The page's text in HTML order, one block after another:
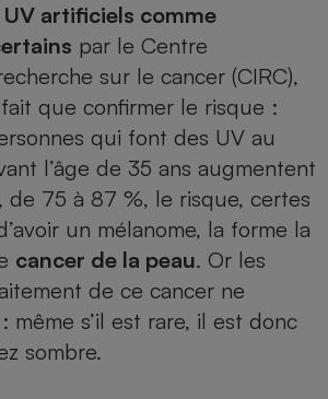
artificiels comme
par le Centre
sur le cancer (CIRC),
que confirmer le risque :
qui font des UV au
l’âge de 35 ans augmentent
de 75 à 87 %, le risque, certes
un mélanome, la forme la
cancer de la peau. Or les
de ce cancer ne
même s’il est rare, il est donc
sombre.
Plaque de cuisson à
induction
Téléphone mobile -
Smartphone
Radiateur électrique
Climatiseur -